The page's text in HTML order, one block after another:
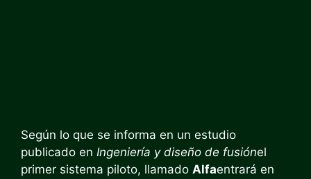
Según lo que se informa en un estudio
publicado en Ingeniería y diseño de fusiónel
primer sistema piloto, llamado Alfaentrará en